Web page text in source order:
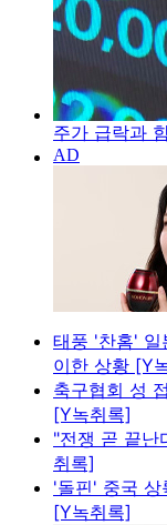
주가 급락과
태풍 '찬홈' 일
이한 상황 [Y
축구협회 성
[Y녹취록]
"전쟁 곧 끝난
취록]
'돌핀' 중국 상
[Y녹취록]